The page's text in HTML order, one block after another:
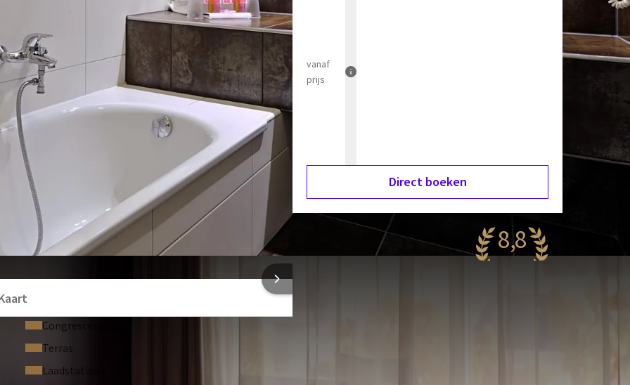
uur uit. Op basis van beschikbaarheid.
divers beleg, koffie, thee, melk en sappen voor
is niet gevuld. Bij aankomst kunt u een Minibar pakket
en 2 snacks naar keuze. Het minibarpakket kan
en snacks:
voor 3 of 4 volwassenen. Wij verzoeken u dit telefonisch
Apart toilet
Toiletartikelen
Ligbad en douche
Bureau
vanaf
prijs
Direct boeken
8,8
Congrescentrum
Terras
Laadstations